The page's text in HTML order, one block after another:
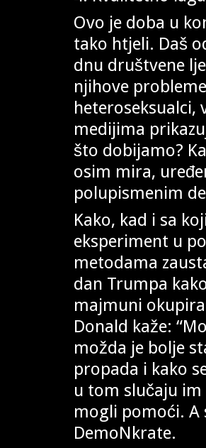
Ovo je doba u
tako htjeli. Daš
dnu društvene
njihove
heteroseksualci,
medijima
što dobijamo?
osim mira,
polupismenim
Kako, kad i sa
eksperiment u
metodama
dan Trumpa
majmuni
Donald kaže:
možda je bolje
propada i kako
u tom slučaju
mogli pomoći. A
DemoNkrate.